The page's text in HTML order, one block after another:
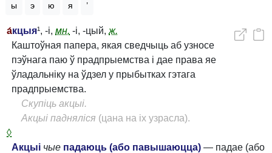
ы э ю я ’
а́кцыя¹, -і, мн. -і, -цый, ж.
Каштоўная папера, якая сведчыць аб узносе
пэўнага паю ў прадпрыемства і дае права яе
ўладальніку на ўдзел у прыбытках гэтага
прадпрыемства.
Скупіць акцыі.
Акцыі падняліся (цана на іх узрасла).
◊
Акцыі чые падаюць (або павышаюцца) — падае (або